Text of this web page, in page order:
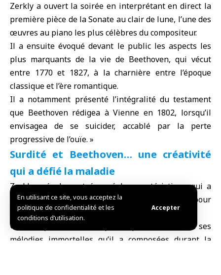
En utilisant ce site, vous acceptez la
politique de confidentialité et les
conditions d’utilisation.
Accepter
Zerkly a ouvert la soirée en interprétant en direct la
première pièce de la Sonate au clair de lune, l’une des
œuvres au piano les plus célèbres du compositeur.
Il a ensuite évoqué devant le public les aspects les
plus marquants de la vie de Beethoven, qui vécut
entre 1770 et 1827, à la charnière entre l’époque
classique et l’ère romantique.
Il a notamment présenté l’intégralité du testament
que Beethoven rédigea à Vienne en 1802, lorsqu’il
envisagea de se suicider, accablé par la perte
progressive de l’ouïe. »
Surdité et Beethoven… une créativité
qui a défié la maladie
Zerkly a également évoqué la caractéristique qui a
une source d’inspiration et de souffrance pour
Beethoven : sa surdité.
« Le compositeur n’était plus capable d’entendre ses
mélodies immortelles qu’il a composées durant la